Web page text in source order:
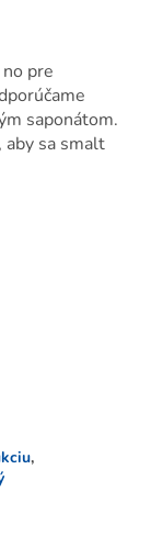
no pre
saponátom.
, aby sa smalt
,